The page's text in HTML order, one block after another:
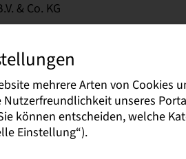
& Co. KG
und Kultur
mehrere Arten von
Nutzerfreundlichkeit unseres
können entscheiden, welche
Einstellung“).